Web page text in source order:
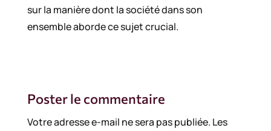
sur la manière dont la société dans son
ensemble aborde ce sujet crucial.
Poster le commentaire
Votre adresse e-mail ne sera pas publiée. Les